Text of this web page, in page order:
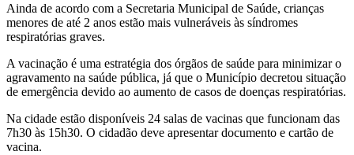
Ainda de acordo com a Secretaria Municipal de Saúde, crianças
menores de até 2 anos estão mais vulneráveis às síndromes
respiratórias graves.
A vacinação é uma estratégia dos órgãos de saúde para minimizar o
agravamento na saúde pública, já que o Município decretou situação
de emergência devido ao aumento de casos de doenças respiratórias.
Na cidade estão disponíveis 24 salas de vacinas que funcionam das
7h30 às 15h30. O cidadão deve apresentar documento e cartão de
vacina.